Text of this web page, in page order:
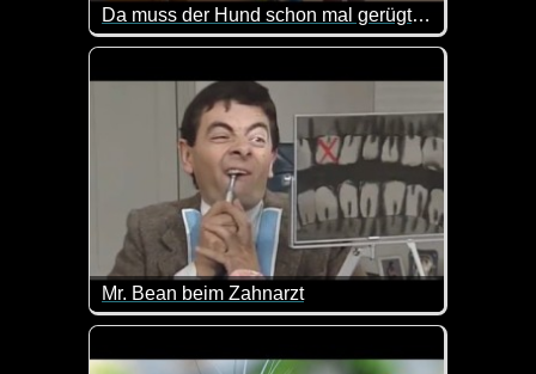
Da muss der Hund schon mal gerügt werden
Die Kleine ist doch klasse wie sie ihre Hände in
Mr. Bean beim Zahnarzt
Das ganze Verhalten beim Zahnarzt ist mal